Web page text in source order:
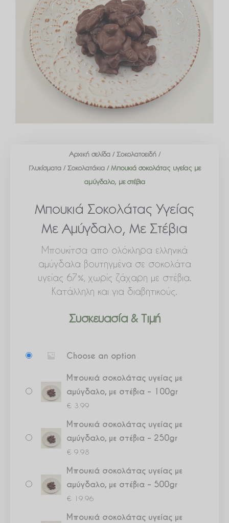
Αρχική σελίδα/ Σοκολατοειδή /
Γλυκίσματα/ Σοκολατάκια/ Μπουκιά σοκολάτας υγείας με
αμύγδαλο, με στέβια
Μπουκιά Σοκολάτας Υγείας
Με Αμύγδαλο, Με Στέβια
Μπουκίτσα απο ολόκληρα ελληνικά
αμύγδαλα βουτηγμένα σε σοκολάτα
υγείας 67%, χωρίς ζάχαρη με στέβια.
Κατάλληλη και για διαβητικούς.
Συσκευασία & Τιμή
Choose an option
Μπουκιά σοκολάτας υγείας με
αμύγδαλο, με στέβια – 100gr
€ 3.99
Μπουκιά σοκολάτας υγείας με
αμύγδαλο, με στέβια – 250gr
€ 9.98
Μπουκιά σοκολάτας υγείας με
αμύγδαλο, με στέβια – 500gr
€ 19.96
Μπουκιά σοκολάτας υγείας με
σοκολάτας
με
αμύγδαλο,
στέβια
ποσότητα